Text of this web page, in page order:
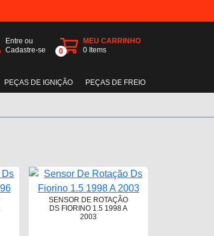
Entre ou
Cadastre-se
0
MEU CARRINHO
0 Items
PEÇAS DE IGNIÇÃO PEÇAS DE FREIO
SENSOR DE ROTAÇÃO
DS FIORINO 1.5 1998 A
2003